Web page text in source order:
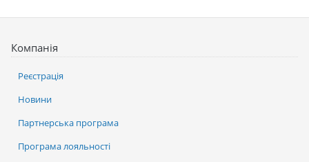
Компанія
Реєстрація
Новини
Партнерська програма
Програма лояльності